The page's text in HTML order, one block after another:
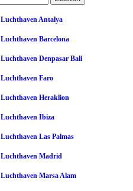
Luchthaven Antalya
Luchthaven Barcelona
Luchthaven Denpasar Bali
Luchthaven Faro
Luchthaven Heraklion
Luchthaven Ibiza
Luchthaven Las Palmas
Luchthaven Madrid
Luchthaven Marsa Alam